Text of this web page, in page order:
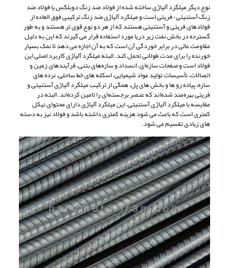
نوع دیگر میلگرد آلیاژی ساخته شده از فولاد ضد زنگ دوبلکس یا فولاد ضد
زنگ آستنیتی-فریتی است و میلگرد آلیاژی ضد زنگ ترکیبی فوق العاده از
فولادهای فریتی و آستنیتی هستند که از هر دو نوع قوی تر هستند و به طور
گسترده در بخش نفت زیر دریا مورد استفاده قرار می گیرند که این به دلیل
مقاومت عالی در برابر خوردگی آن است که به آن اجازه می دهد تا نمک بسیار
خورنده را برای مدت طولانی تحمل کند. البته میلگرد آلیاژی کاربرد اصلی این
فولاد است و صفحات سازه‌ای، انسداد و سازه‌های بتنی، فرآیندهای زمین و
اتصالات، تأسیسات تولید مواد شیمیایی، اسکله ‌های خط ساحلی، نرده‌ های
سازه، پیاده‌ رو ها و بخش های پل، همگی از ترکیب میلگرد آلیاژی آستنیتی و
فریتی بهره‌مند شده‌اند که عنصر برجسته‌ای را تامین کرده‌اند. البته در
مقایسه با میلگرد آلیاژی آستنیتی، این میلگرد آلیاژی دارای محتوای نیکل
کمتری است که باعث می شود هزینه کمتری داشته باشد و فولاد نیز به دسته
های زیادی تقسیم می شود.